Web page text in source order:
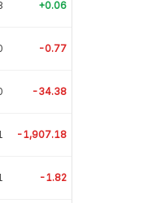
+0.06
-0.77
-34.38
-1,907.18
-1.82